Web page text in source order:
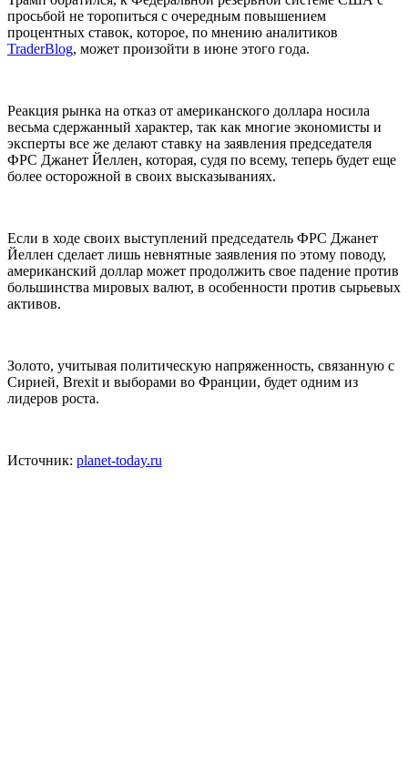
просьбой не торопиться с очередным повышением
процентных ставок, которое, по мнению аналитиков
TraderBlog, может произойти в июне этого года.
Реакция рынка на отказ от американского доллара носила
весьма сдержанный характер, так как многие экономисты и
эксперты все же делают ставку на заявления председателя
ФРС Джанет Йеллен, которая, судя по всему, теперь будет еще
более осторожной в своих высказываниях.
Если в ходе своих выступлений председатель ФРС Джанет
Йеллен сделает лишь невнятные заявления по этому поводу,
американский доллар может продолжить свое падение против
большинства мировых валют, в особенности против сырьевых
активов.
Золото, учитывая политическую напряженность, связанную с
Сирией, Brexit и выборами во Франции, будет одним из
лидеров роста.
Источник: planet-today.ru